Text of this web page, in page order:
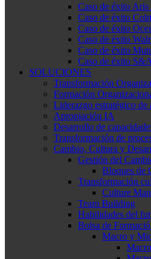
Caso de éxito
Caso de éxito
Caso de éxito
Caso de éxito
Caso de éxito
Caso de éxito
SOLUCIONES
Transformación
Formación
Liderazgo estratégico de
Apropiación IA
Desarrollo de
Transformación de
Cambio, Cultura y
Gestión del
Bloques de
Transformación
Culture
Team Building
Habilidades del
Bolsa de
Macro y